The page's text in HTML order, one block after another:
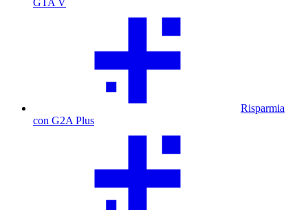
GTA V
Risparmia
con G2A Plus